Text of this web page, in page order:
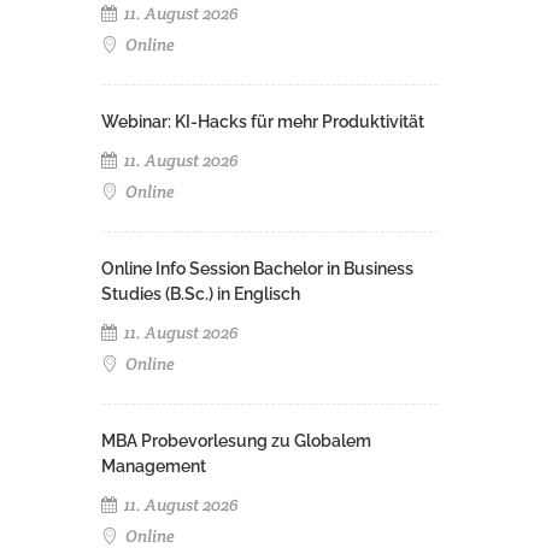
11. August 2026
Online
Webinar: KI-Hacks für mehr Produktivität
11. August 2026
Online
Online Info Session Bachelor in Business
Studies (B.Sc.) in Englisch
11. August 2026
Online
MBA Probevorlesung zu Globalem
Management
11. August 2026
Online